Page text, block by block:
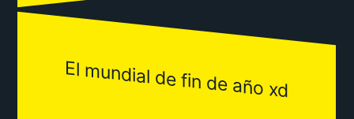
El mundial de fin de año xd